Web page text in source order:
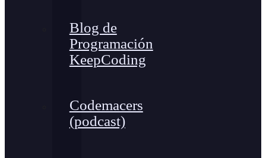
Blog de
Programación
KeepCoding
Codemacers
(podcast)